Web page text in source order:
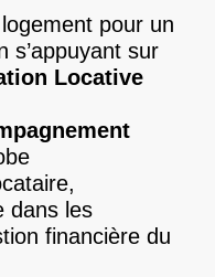
pour un
s’appuyant sur
Locative
dans les
financière du